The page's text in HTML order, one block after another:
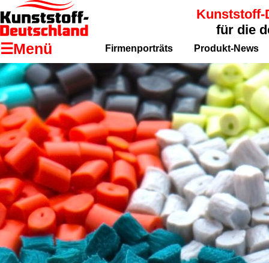
Kunststoff-
für die
☰Menü Firmenporträts Produkt-News